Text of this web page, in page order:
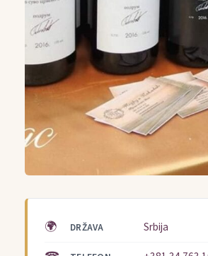
🌍 DRŽAVA Srbija